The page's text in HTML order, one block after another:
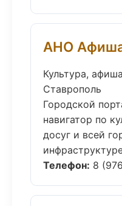
АНО
Культура,
Ставрополь
Городской
навигатор по
досуг и всей
Телефон: 8